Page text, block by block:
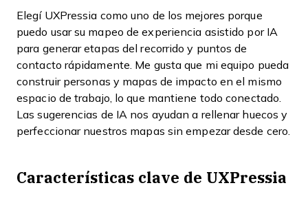
Elegí UXPressia como uno de los mejores porque
puedo usar su mapeo de experiencia asistido por IA
para generar etapas del recorrido y puntos de
contacto rápidamente. Me gusta que mi equipo pueda
construir personas y mapas de impacto en el mismo
espacio de trabajo, lo que mantiene todo conectado.
Las sugerencias de IA nos ayudan a rellenar huecos y
perfeccionar nuestros mapas sin empezar desde cero.
Características clave de UXPressia